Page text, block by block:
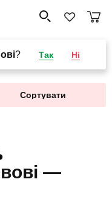
? Так Ні
Сортувати
—